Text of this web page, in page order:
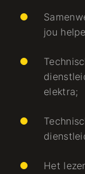
jou
elektra;
Het